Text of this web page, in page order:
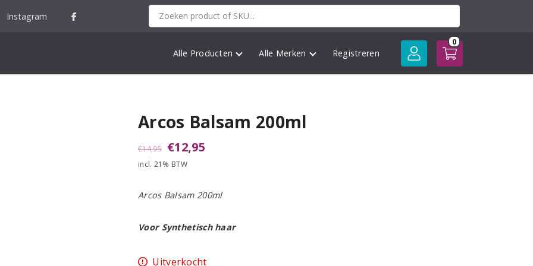
Instagram
Alle Producten Alle Merken Registreren
0
Arcos Balsam 200ml
€14,95 Oorspronkelijke
prijs
was:
€12,95Huidige
is:
incl. 21% BTW
Arcos Balsam 200ml
Voor Synthetisch haar
Uitverkocht